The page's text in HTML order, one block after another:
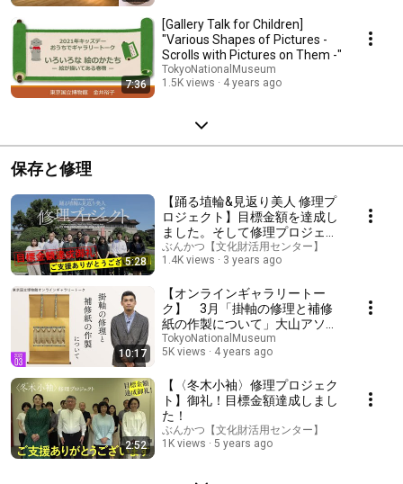
7:36
[Gallery Talk for Children]
"Various Shapes of Pictures -
Scrolls with Pictures on Them -"
TokyoNationalMuseum
1.5K views
4 years ago
保存と修理
5:28
【踊る埴輪&見返り美人 修理プ
ロジェクト】目標金額を達成し
ました。そして修理プロジェク
トは続きます。
ぶんかつ【文化財活用センター】
1.4K views
3 years ago
10:17
【オンラインギャラリートー
ク】 3月「掛軸の修理と補修
紙の作製について」大山アソシ
エイトフェロー（保存修復室）
TokyoNationalMuseum
5K views
4 years ago
2:52
【〈冬木小袖〉修理プロジェク
ト】御礼！目標金額達成しまし
た！
ぶんかつ【文化財活用センター】
1K views
5 years ago